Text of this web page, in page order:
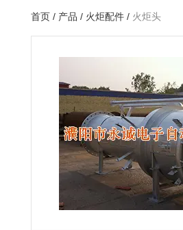
首页 / 产品 / 火炬配件 / 火炬头